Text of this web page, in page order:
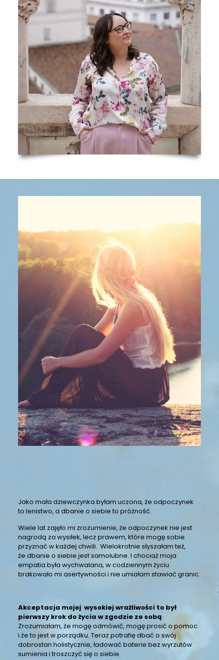
Jako mała dziewczynka byłam uczona, że odpoczynek
to lenistwo, a dbanie o siebie to próżność.
Wiele lat zajęło mi zrozumienie, że odpoczynek nie jest
nagrodą za wysiłek, lecz prawem, które mogę sobie
przyznać w każdej chwili. Wielokrotnie słyszałam też,
że dbanie o siebie jest samolubne. I chociaż moja
empatia była wychwalana, w codziennym życiu
brakowało mi asertywności i nie umiałam stawiać granic.
Akceptacja mojej wysokiej wrażliwości to był
pierwszy krok do życia w zgodzie ze sobą.
Zrozumiałam, że mogę odmówić, mogę prosić o pomoc
i że to jest w porządku. Teraz potrafię dbać o swój
dobrostan holistycznie, ładować baterie bez wyrzutów
sumienia i troszczyć się o siebie.